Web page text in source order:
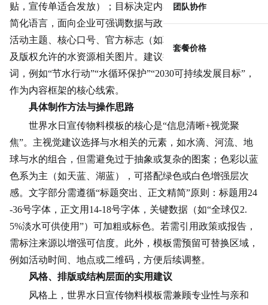
团队协作
套餐价格
贴，宣传单适合发放）；目标决定内容重点（如面向儿童需
简化语言，面向企业可强调数据与政策）；基础素材则包括
活动主题、核心口号、官方标志（如联合国水机制Logo）
及版权允许的水资源相关图片。建议提前收集3-5个关键
词，例如“节水行动”“水循环保护”“2030可持续发展目标”，
作为内容框架的核心线索。
具体制作方法与操作思路
世界水日宣传物料模板的核心是“信息清晰+视觉聚
焦”。主视觉建议选择与水相关的元素，如水滴、河流、地
球与水的组合，但需避免过于抽象或复杂的图案；色彩以蓝
色系为主（如天蓝、湖蓝），可搭配绿色或白色增强层次
感。文字部分需遵循“标题突出、正文精简”原则：标题用24
-36号字体，正文用14-18号字体，关键数据（如“全球仅2.
5%淡水可供使用”）可加粗或标色。若需引用政策或报告，
需标注来源以增强可信度。此外，模板需预留可替换区域，
例如活动时间、地点或二维码，方便后续调整。
风格、排版或结构层面的实用建议
风格上，世界水日宣传物料模板需兼顾专业性与亲和